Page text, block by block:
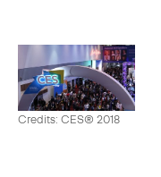
Credits: CES® 2018